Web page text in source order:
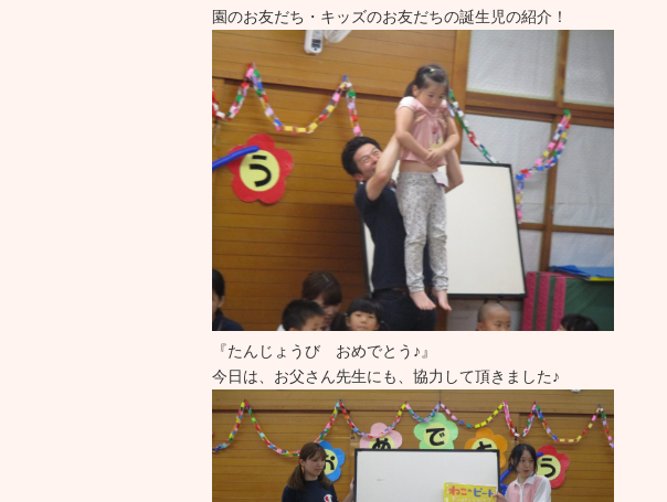
園のお友だち・キッズのお友だちの誕生児の紹介！
『たんじょうび おめでとう♪』
今日は、お父さん先生にも、協力して頂きました♪